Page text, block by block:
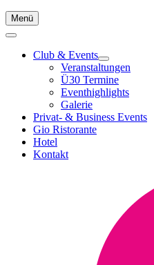
Menü
Club & Events
Veranstaltungen
Ü30 Termine
Eventhighlights
Galerie
Privat- & Business Events
Gio Ristorante
Hotel
Kontakt